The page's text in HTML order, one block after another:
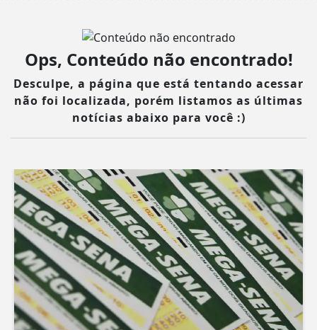
Ops, Conteúdo não encontrado!
Desculpe, a página que está tentando acessar
não foi localizada, porém listamos as últimas
notícias abaixo para você :)